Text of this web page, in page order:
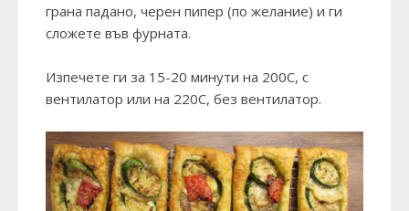
грана падано, черен пипер (по желание) и ги
сложете във фурната.
Изпечете ги за 15-20 минути на 200С, с
вентилатор или на 220С, без вентилатор.